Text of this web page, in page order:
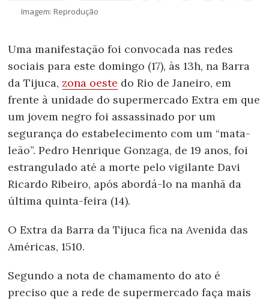
Imagem: Reprodução
Uma manifestação foi convocada nas redes
sociais para este domingo (17), às 13h, na Barra
da Tijuca, zona oeste do Rio de Janeiro, em
frente à unidade do supermercado Extra em que
um jovem negro foi assassinado por um
segurança do estabelecimento com um “mata-
leão”. Pedro Henrique Gonzaga, de 19 anos, foi
estrangulado até a morte pelo vigilante Davi
Ricardo Ribeiro, após abordá-lo na manhã da
última quinta-feira (14).
O Extra da Barra da Tijuca fica na Avenida das
Américas, 1510.
Segundo a nota de chamamento do ato é
preciso que a rede de supermercado faça mais